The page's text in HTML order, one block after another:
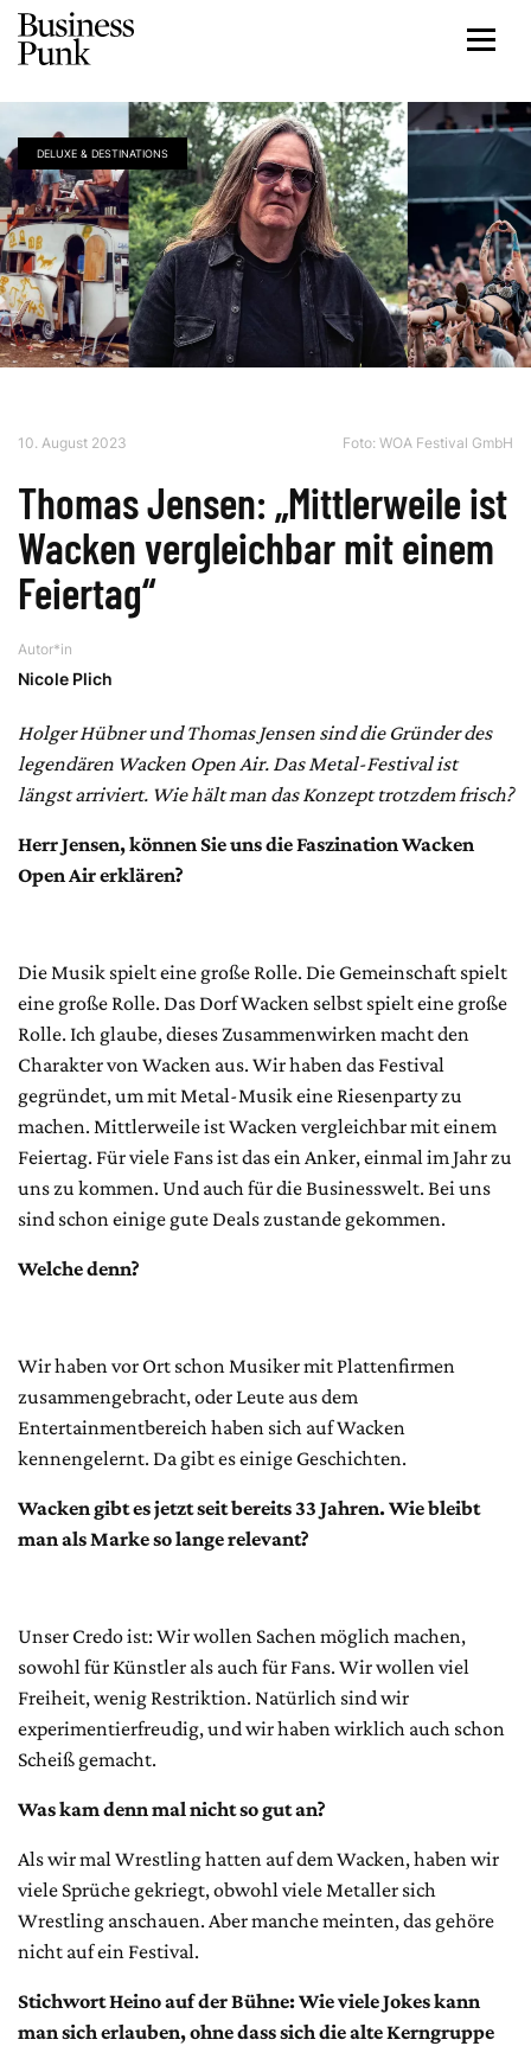
DELUXE & DESTINATIONS
10. August 2023 Foto: WOA Festival GmbH
Thomas Jensen: „Mittlerweile ist
Wacken vergleichbar mit einem
Feiertag“
Autor*in
Nicole Plich
Holger Hübner und Thomas Jensen sind die Gründer des
legendären Wacken Open Air. Das Metal-Festival ist
längst arriviert. Wie hält man das Konzept trotzdem frisch?
Herr Jensen, können Sie uns die Faszination Wacken
Open Air erklären?
Die Musik spielt eine große Rolle. Die Gemeinschaft spielt
eine große Rolle. Das Dorf Wacken selbst spielt eine große
Rolle. Ich glaube, dieses Zusammenwirken macht den
Charakter von Wacken aus. Wir haben das Festival
gegründet, um mit Metal-Musik eine Riesenparty zu
machen. Mittlerweile ist Wacken vergleichbar mit einem
Feiertag. Für viele Fans ist das ein Anker, einmal im Jahr zu
uns zu kommen. Und auch für die Businesswelt. Bei uns
sind schon einige gute Deals zustande gekommen.
Welche denn?
Wir haben vor Ort schon Musiker mit Plattenfirmen
zusammengebracht, oder Leute aus dem
Entertainmentbereich haben sich auf Wacken
kennengelernt. Da gibt es einige Geschichten.
Wacken gibt es jetzt seit bereits 33 Jahren. Wie bleibt
man als Marke so lange relevant?
Unser Credo ist: Wir wollen Sachen möglich machen,
sowohl für Künstler als auch für Fans. Wir wollen viel
Freiheit, wenig Restriktion. Natürlich sind wir
experimentierfreudig, und wir haben wirklich auch schon
Scheiß gemacht.
Was kam denn mal nicht so gut an?
Als wir mal Wrestling hatten auf dem Wacken, haben wir
viele Sprüche gekriegt, obwohl viele Metaller sich
Wrestling anschauen. Aber manche meinten, das gehöre
nicht auf ein Festival.
Stichwort Heino auf der Bühne: Wie viele Jokes kann
man sich erlauben, ohne dass sich die alte Kerngruppe